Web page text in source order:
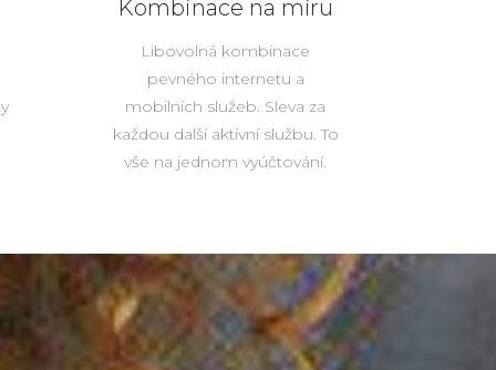
Kombinace na míru
Libovolná kombinace
pevného internetu a
mobilních služeb. Sleva za
každou další aktivní službu. To
vše na jednom vyúčtování.